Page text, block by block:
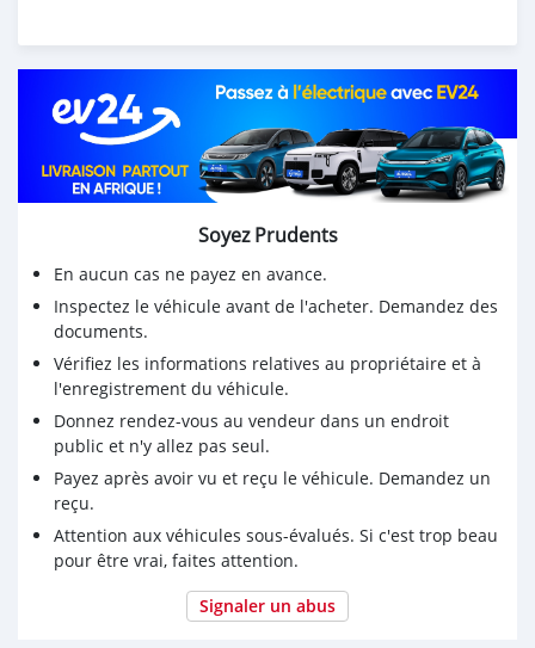
Soyez Prudents
En aucun cas ne payez en avance.
Inspectez le véhicule avant de l'acheter. Demandez des
documents.
Vérifiez les informations relatives au propriétaire et à
l'enregistrement du véhicule.
Donnez rendez-vous au vendeur dans un endroit
public et n'y allez pas seul.
Payez après avoir vu et reçu le véhicule. Demandez un
reçu.
Attention aux véhicules sous-évalués. Si c'est trop beau
pour être vrai, faites attention.
Signaler un abus